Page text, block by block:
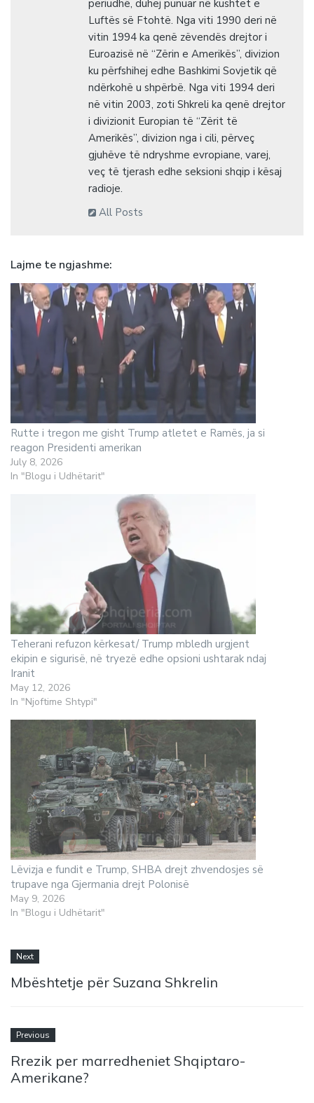
periudhë, duhej punuar në kushtet e
Luftës së Ftohtë. Nga viti 1990 deri në
vitin 1994 ka qenë zëvendës drejtor i
Euroazisë në “Zërin e Amerikës”, divizion
ku përfshihej edhe Bashkimi Sovjetik që
ndërkohë u shpërbë. Nga viti 1994 deri
në vitin 2003, zoti Shkreli ka qenë drejtor
i divizionit Europian të “Zërit të
Amerikës”, divizion nga i cili, përveç
gjuhëve të ndryshme evropiane, varej,
veç të tjerash edhe seksioni shqip i kësaj
radioje.
All Posts
Lajme te ngjashme
Rutte i tregon me gisht Trump atletet e Ramës, ja si
reagon Presidenti amerikan
July 8, 2026
In "Blogu i Udhëtarit"
Teherani refuzon kërkesat/ Trump mbledh urgjent
ekipin e sigurisë, në tryezë edhe opsioni ushtarak ndaj
Iranit
May 12, 2026
In "Njoftime Shtypi"
Lëvizja e fundit e Trump, SHBA drejt zhvendosjes së
trupave nga Gjermania drejt Polonisë
May 9, 2026
In "Blogu i Udhëtarit"
Next
Mbështetje për Suzana Shkrelin
Previous
Rrezik per marredheniet Shqiptaro-
Amerikane?